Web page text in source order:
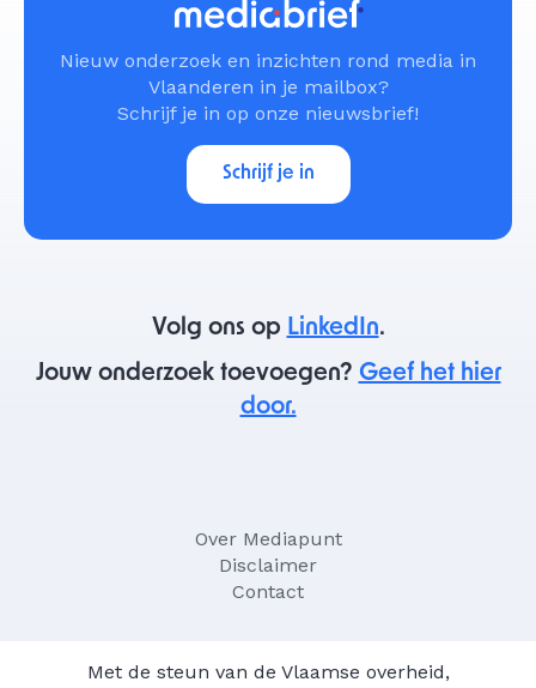
Nieuw onderzoek en inzichten rond media in
Vlaanderen in je mailbox?
Schrijf je in op onze nieuwsbrief!
Schrijf je in
Volg ons op LinkedIn.
Jouw onderzoek toevoegen? Geef het hier
door.
Over Mediapunt
Disclaimer
Contact
Met de steun van de Vlaamse overheid,